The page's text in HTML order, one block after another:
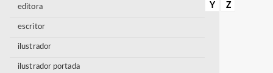
editora
escritor
ilustrador
ilustrador portada
Y
Z